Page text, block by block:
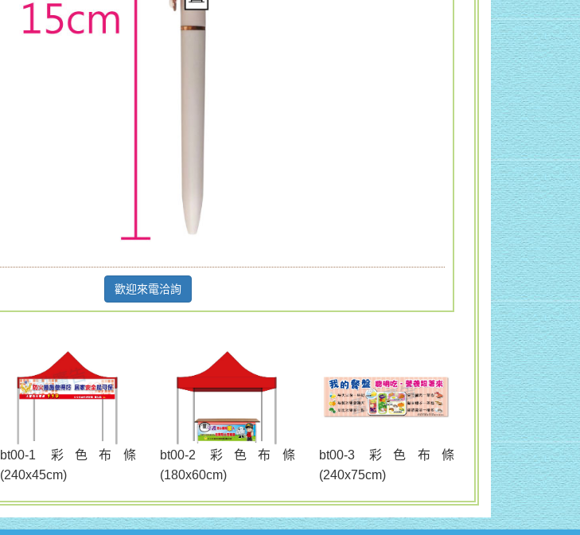
歡迎來電洽詢
bt00-1 彩色布條
(240x45cm)
bt00-2 彩色布條
(180x60cm)
bt00-3 彩色布條
(240x75cm)